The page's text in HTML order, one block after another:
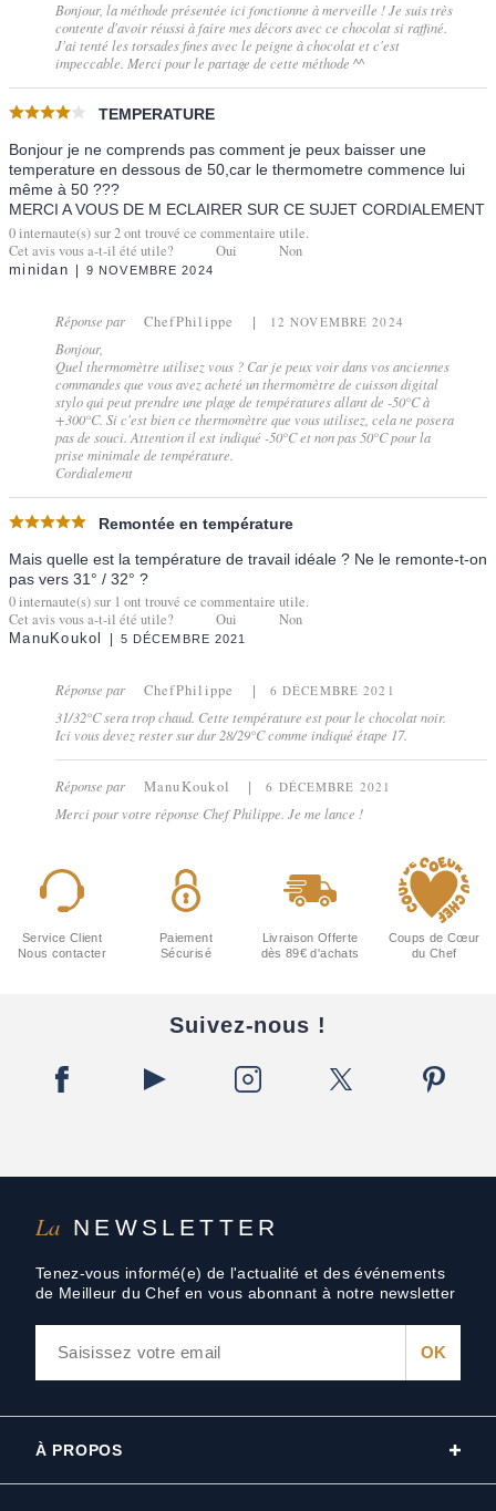
Bonjour, la méthode présentée ici fonctionne à merveille ! Je suis très
contente d'avoir réussi à faire mes décors avec ce chocolat si raffiné.
J'ai tenté les torsades fines avec le peigne à chocolat et c'est
impeccable. Merci pour le partage de cette méthode ^^
TEMPERATURE
Bonjour je ne comprends pas comment je peux baisser une
temperature en dessous de 50,car le thermometre commence lui
même à 50 ???
MERCI A VOUS DE M ECLAIRER SUR CE SUJET CORDIALEMENT
0internaute(s) sur2ont trouvé ce commentaire utile.
Cet avis vous a-t-il été utile?
Oui Non
minidan 9 NOVEMBRE 2024
Réponse par ChefPhilippe 12 NOVEMBRE 2024
Bonjour,
Quel thermomètre utilisez vous ? Car je peux voir dans vos anciennes
commandes que vous avez acheté un thermomètre de cuisson digital
stylo qui peut prendre une plage de températures allant de -50°C à
+300°C. Si c'est bien ce thermomètre que vous utilisez, cela ne posera
pas de souci. Attention il est indiqué -50°C et non pas 50°C pour la
prise minimale de température.
Cordialement
Remontée en température
Mais quelle est la température de travail idéale ? Ne le remonte-t-on
pas vers 31° / 32° ?
0internaute(s) sur 1 ont trouvé ce commentaire utile.
Cet avis vous a-t-il été utile?
Oui Non
ManuKoukol 5 DÉCEMBRE 2021
Réponse par ChefPhilippe 6 DÉCEMBRE 2021
31/32°C sera trop chaud. Cette température est pour le chocolat noir.
Ici vous devez rester sur dur 28/29°C comme indiqué étape 17.
Réponse par ManuKoukol 6 DÉCEMBRE 2021
Merci pour votre réponse Chef Philippe. Je me lance !
La NEWSLETTER
Tenez-vous informé(e) de l'actualité et des événements
de Meilleur du Chef en vous abonnant à notre newsletter
Service Client
Nous contacter
Paiement
Sécurisé
Livraison Offerte
dès 89€ d'achats
Coups de Cœur
du Chef
Suivez-nous !
À PROPOS